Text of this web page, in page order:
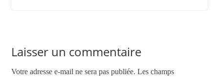
Laisser un commentaire
Votre adresse e-mail ne sera pas publiée. Les champs